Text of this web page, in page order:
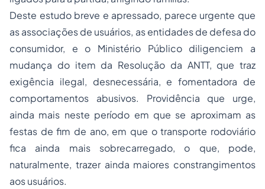
Deste estudo breve e apressado, parece urgente que
as associações de usuários, as entidades de defesa do
consumidor, e o Ministério Público diligenciem a
mudança do item da Resolução da ANTT, que traz
exigência ilegal, desnecessária, e fomentadora de
comportamentos abusivos. Providência que urge,
ainda mais neste período em que se aproximam as
festas de fim de ano, em que o transporte rodoviário
fica ainda mais sobrecarregado, o que, pode,
naturalmente, trazer ainda maiores constrangimentos
aos usuários.